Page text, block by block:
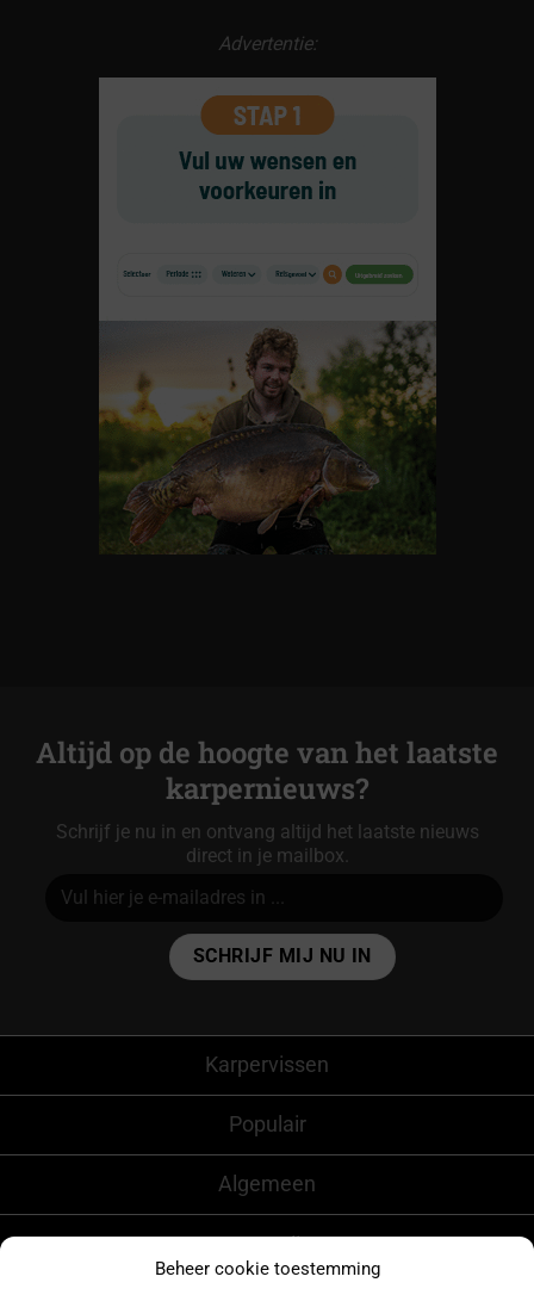
Beheer cookie toestemming
Advertentie:
Altijd op de hoogte van het laatste
karpernieuws?
Schrijf je nu in en ontvang altijd het laatste nieuws
direct in je mailbox.
Karpervissen
Populair
Algemeen
CarpFeeling